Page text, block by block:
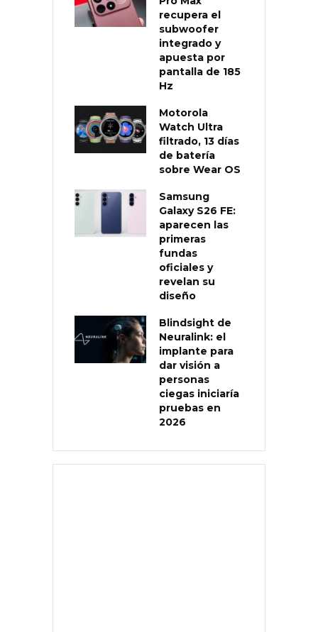
recupera el
subwoofer
integrado y
apuesta por
pantalla de 185
Hz
Motorola
Watch Ultra
filtrado, 13 días
de batería
sobre Wear OS
Samsung
Galaxy S26 FE:
aparecen las
primeras
fundas
oficiales y
revelan su
diseño
Blindsight de
Neuralink: el
implante para
dar visión a
personas
ciegas iniciaría
pruebas en
2026